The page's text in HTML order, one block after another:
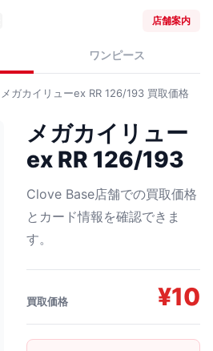
店舗案内
ワンピース
メガカイリューex RR 126/193 買取価格
メガカイリュー
ex RR 126/193
Clove Base店舗での買取価格
とカード情報を確認できま
す。
買取価格 ¥10